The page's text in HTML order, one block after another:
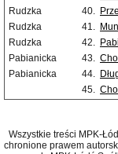
Rudzka
40.
Rudzka
41.
Rudzka
42.
Pabianicka
43.
Pabianicka
44.
45.
Wszystkie treści MPK-
chronione prawem